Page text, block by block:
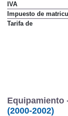
IVA
Impuesto de
Tarifa de
Equipamiento
(2000-2002)